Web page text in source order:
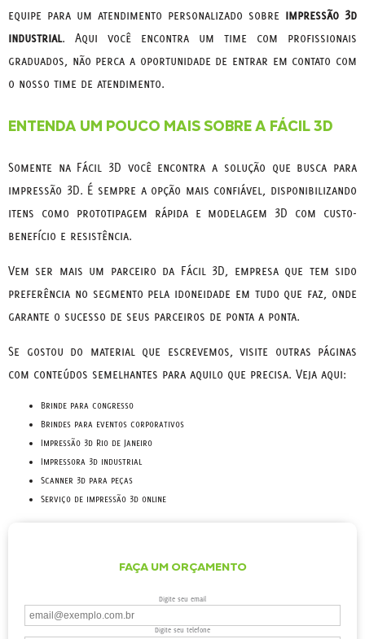
equipe para um atendimento personalizado sobre impressão 3d
industrial. Aqui você encontra um time com profissionais
graduados, não perca a oportunidade de entrar em contato com
o nosso time de atendimento.
ENTENDA UM POUCO MAIS SOBRE A FÁCIL 3D
Somente na Fácil 3D você encontra a solução que busca para
impressão 3D. É sempre a opção mais confiável, disponibilizando
itens como prototipagem rápida e modelagem 3D com custo-
benefício e resistência.
Vem ser mais um parceiro da Fácil 3D, empresa que tem sido
preferência no segmento pela idoneidade em tudo que faz, onde
garante o sucesso de seus parceiros de ponta a ponta.
Se gostou do material que escrevemos, visite outras páginas
com conteúdos semelhantes para aquilo que precisa. Veja aqui:
brinde para congresso
brindes para eventos corporativos
impressão 3d Rio de Janeiro
impressora 3d industrial
scanner 3d para peças
serviço de impressão 3d online
FAÇA UM ORÇAMENTO
Digite seu email
Digite seu telefone